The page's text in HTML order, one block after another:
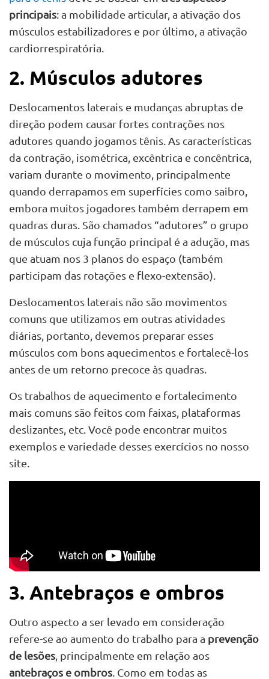
principais: a mobilidade articular, a ativação dos
músculos estabilizadores e por último, a ativação
cardiorrespiratória.
2. Músculos adutores
Deslocamentos laterais e mudanças abruptas de
direção podem causar fortes contrações nos
adutores quando jogamos tênis. As características
da contração, isométrica, excêntrica e concêntrica,
variam durante o movimento, principalmente
quando derrapamos em superfícies como saibro,
embora muitos jogadores também derrapem em
quadras duras. São chamados “adutores” o grupo
de músculos cuja função principal é a adução, mas
que atuam nos 3 planos do espaço (também
participam das rotações e flexo-extensão).
Deslocamentos laterais não são movimentos
comuns que utilizamos em outras atividades
diárias, portanto, devemos preparar esses
músculos com bons aquecimentos e fortalecê-los
antes de um retorno precoce às quadras.
Os trabalhos de aquecimento e fortalecimento
mais comuns são feitos com faixas, plataformas
deslizantes, etc. Você pode encontrar muitos
exemplos e variedade desses exercícios no nosso
site.
3. Antebraços e ombros
Outro aspecto a ser levado em consideração
refere-se ao aumento do trabalho para a prevenção
de lesões , principalmente em relação aos
antebraços e ombros . Como em todas as